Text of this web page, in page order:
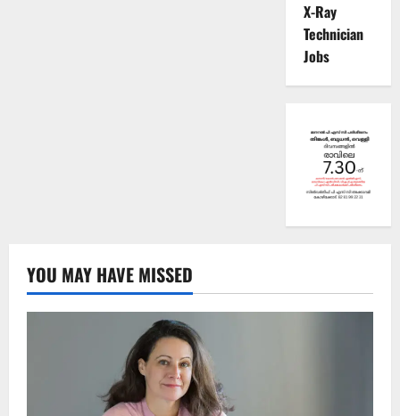
X-Ray
Technician
Jobs
YOU MAY HAVE MISSED